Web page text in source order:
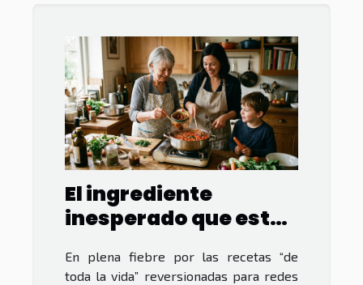
El ingrediente
inesperado que está
recetas familiares
En plena fiebre por las recetas “de
toda la vida” reversionadas para redes